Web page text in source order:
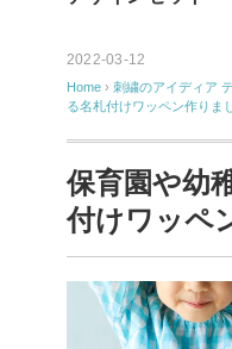
2022-03-12
Home › 刺繍のアイディア
る名札付けワッペン作りま
保育園や幼
付けワッペ